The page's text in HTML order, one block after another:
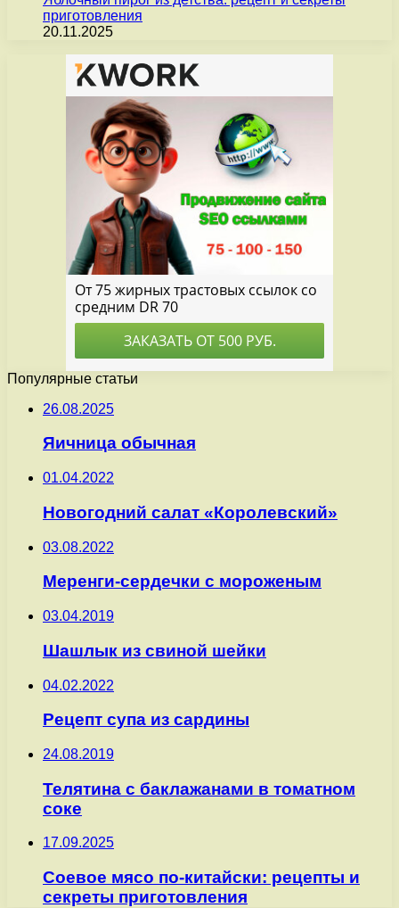
приготовления
20.11.2025
Популярные статьи
26.08.2025
Яичница обычная
01.04.2022
Новогодний салат «Королевский»
03.08.2022
Меренги-сердечки с мороженым
03.04.2019
Шашлык из свиной шейки
04.02.2022
Рецепт супа из сардины
24.08.2019
Телятина с баклажанами в томатном
соке
17.09.2025
Соевое мясо по-китайски: рецепты и
секреты приготовления